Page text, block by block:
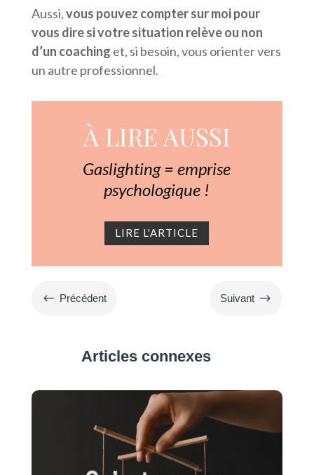
Aussi,vous pouvez compter sur moi pour
vous dire si votre situation relève ou non
d’un coaching et, si besoin, vous orienter vers
un autre professionnel.
À LIRE AUSSI
Gaslighting = emprise
psychologique !
LIRE L'ARTICLE
# Précédent Suivant $
Articles connexes